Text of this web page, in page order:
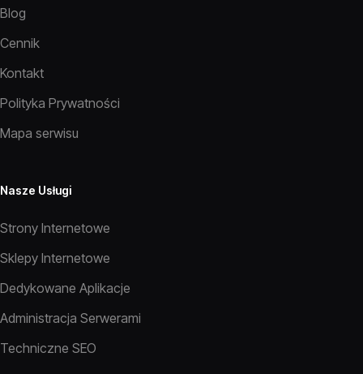
Blog
Cennik
Kontakt
Polityka Prywatności
Mapa serwisu
Nasze Usługi
Strony Internetowe
Sklepy Internetowe
Dedykowane Aplikacje
Administracja Serwerami
Techniczne SEO